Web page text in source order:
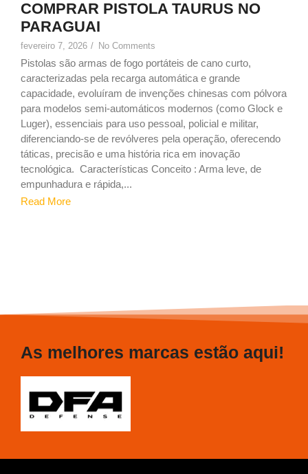
COMPRAR PISTOLA TAURUS NO
PARAGUAI
fevereiro 7, 2026 / No Comments
Pistolas são armas de fogo portáteis de cano curto,
caracterizadas pela recarga automática e grande
capacidade, evoluíram de invenções chinesas com pólvora
para modelos semi-automáticos modernos (como Glock e
Luger), essenciais para uso pessoal, policial e militar,
diferenciando-se de revólveres pela operação, oferecendo
táticas, precisão e uma história rica em inovação
tecnológica. Características Conceito : Arma leve, de
empunhadura e rápida,...
Read More
As melhores marcas estão aqui!